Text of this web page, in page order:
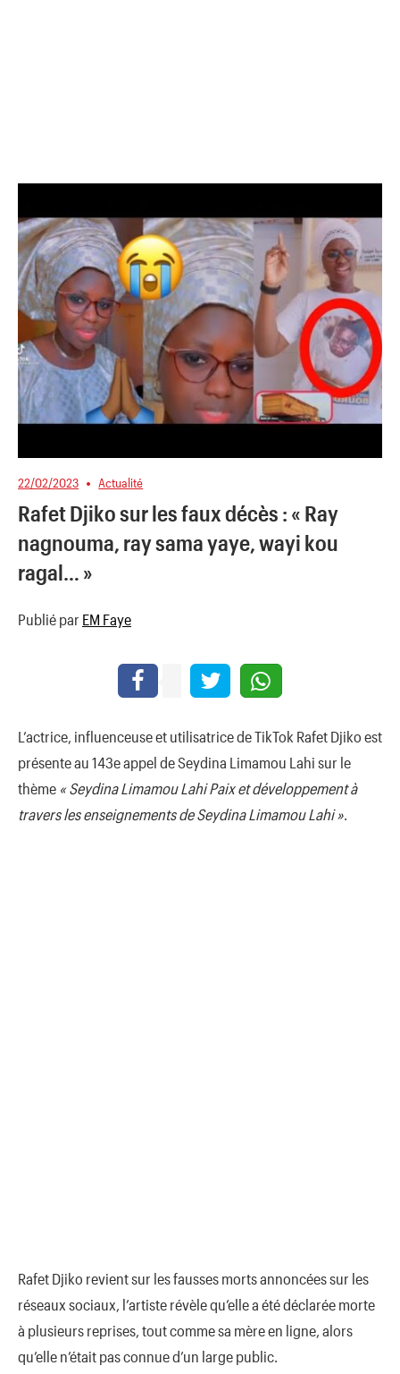
22/02/2023 Actualité
Rafet Djiko sur les faux décès : « Ray
nagnouma, ray sama yaye, wayi kou
ragal… »
Publié par EM Faye
L’actrice, influenceuse et utilisatrice de TikTok Rafet Djiko est
présente au 143e appel de Seydina Limamou Lahi sur le
thème « Seydina Limamou Lahi Paix et développement à
travers les enseignements de Seydina Limamou Lahi »
Rafet Djiko revient sur les fausses morts annoncées sur les
réseaux sociaux, l’artiste révèle qu’elle a été déclarée morte
à plusieurs reprises, tout comme sa mère en ligne, alors
qu’elle n’était pas connue d’un large public.